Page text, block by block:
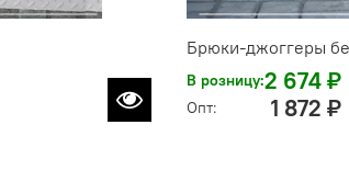
Брюки-джоггеры
В розницу:2 674 ₽
Опт: 1 872 ₽